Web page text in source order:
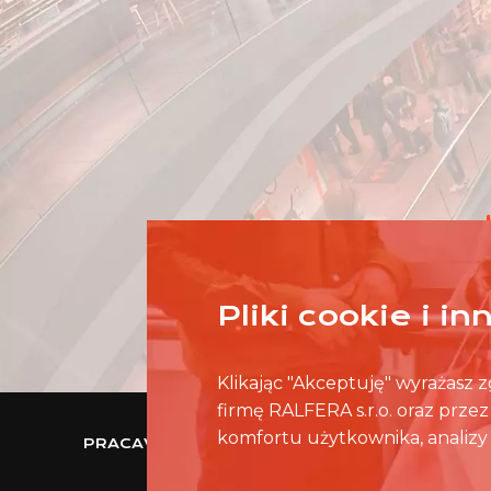
PRACAWCENTRUMHANDLOWYM.PL
Pliki cookie i
Klikając "Akceptuję" wyrażasz
firmę RALFERA s.r.o. oraz
komfortu użytkownika,